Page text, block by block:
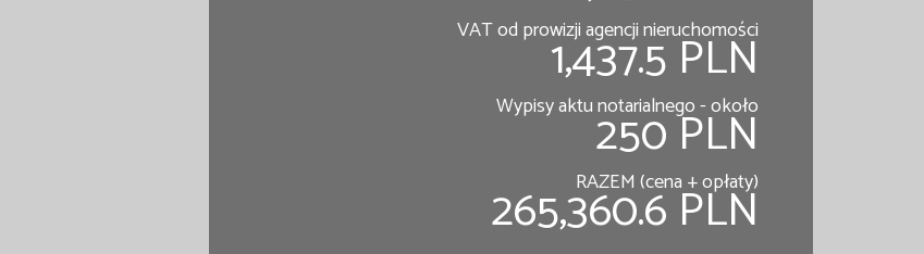
VAT od prowizji agencji nieruchomości
1,437.5 PLN
Wypisy aktu notarialnego - około
250 PLN
RAZEM (cena + opłaty)
265,360.6 PLN